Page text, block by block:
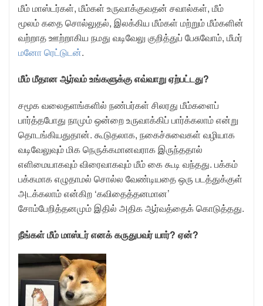
மீம் மாஸ்டர்கள், மீம்கள் உருவாக்குவதன் சவால்கள், மீம்
மூலம் கதை சொல்லுதல், இலக்கிய மீம்கள் மற்றும் மீம்களின்
வற்றாத ஊற்றாகிய நமது வடிவேலு குறித்துப் பேசுவோம், மீமர்
மனோ ரெட்டுடன்.
மீம் மீதான ஆர்வம் உங்களுக்கு எவ்வாறு ஏற்பட்டது?
சமூக வலைதளங்களில் நண்பர்கள் சிலரது மீம்களைப்
பார்த்தபோது நாமும் ஒன்றை உருவாக்கிப் பார்க்கலாம் என்று
தொடங்கியதுதான். கூடுதலாக, நகைச்சுவைகள் வழியாக
வடிவேலுவும் மிக நெருக்கமானவராக இருந்ததால்
எளிமையாகவும் விரைவாகவும் மீம் கை கூடி வந்தது. பக்கம்
பக்கமாக எழுதாமல் சொல்ல வேண்டியதை ஒரு படத்துக்குள்
அடக்கலாம் என்கிற ‘கவிதைத்தனமான’
சோம்பேறித்தனமும் இதில் அதிக ஆர்வத்தைக் கொடுத்தது.
நீங்கள் மீம் மாஸ்டர் எனக் கருதுபவர் யார்? ஏன்?